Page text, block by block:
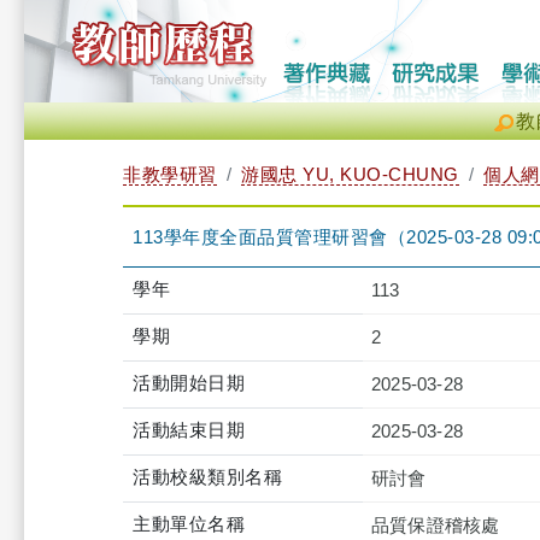
教
非教學研習 游國忠 YU, KUO-CHUNG 個人
113學年度全面品質管理研習會（2025-03-28
學年 113
學期 2
活動開始日期 2025-03-28
活動結束日期 2025-03-28
活動校級類別名稱 研討會
主動單位名稱 品質保證稽核處